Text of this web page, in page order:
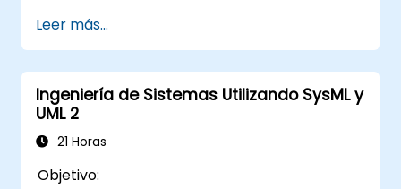
Leer más...
Ingeniería de Sistemas Utilizando SysML y
UML 2
21 Horas
Objetivo: